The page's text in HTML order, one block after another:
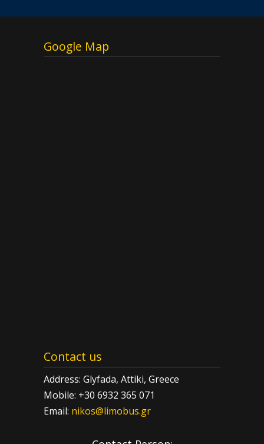
Google Map
Contact us
Address: Glyfada, Attiki, Greece
Mobile: +30 6932 365 071
Email: nikos@limobus.gr